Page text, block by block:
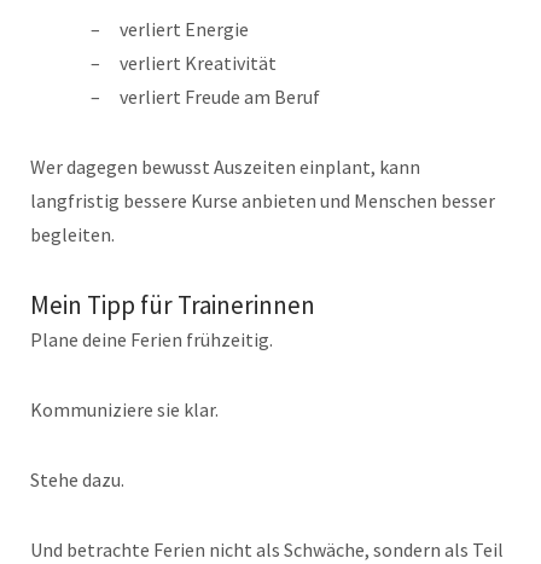
verliert Energie
verliert Kreativität
verliert Freude am Beruf
Wer dagegen bewusst Auszeiten einplant, kann
langfristig bessere Kurse anbieten und Menschen besser
begleiten.
Mein Tipp für Trainerinnen
Plane deine Ferien frühzeitig.
Kommuniziere sie klar.
Stehe dazu.
Und betrachte Ferien nicht als Schwäche, sondern als Teil